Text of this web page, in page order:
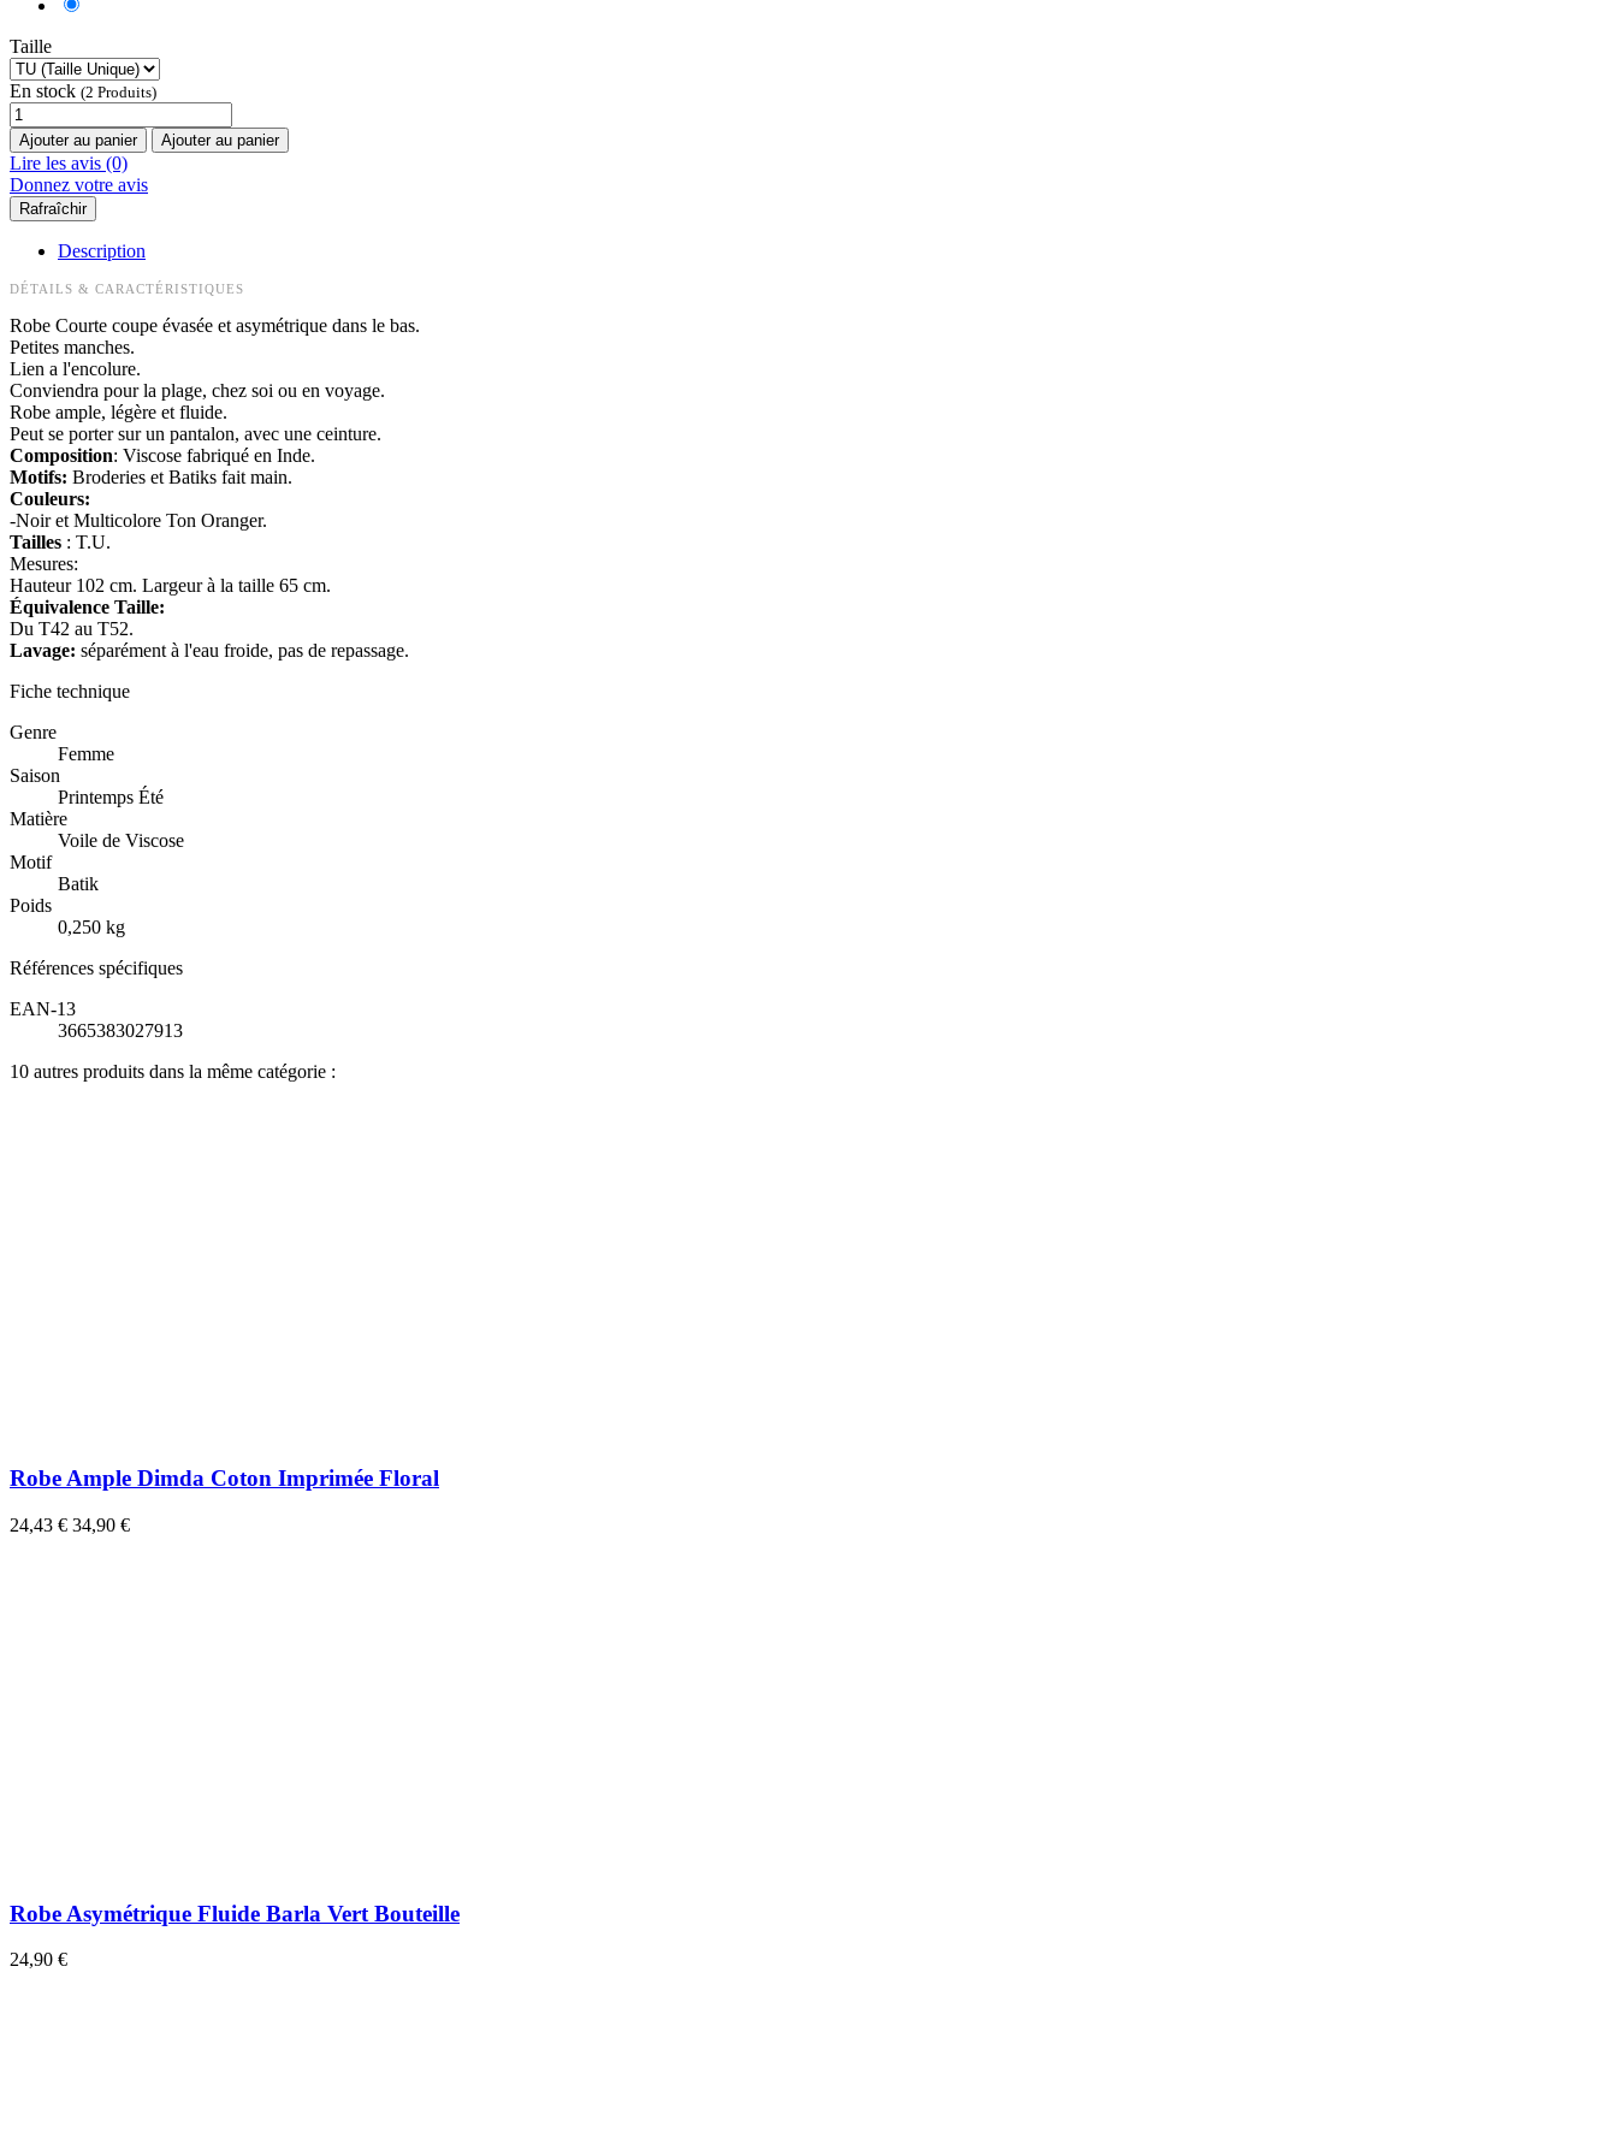
Taille
En stock (2 Produits)
Ajouter au panier Ajouter au panier
Lire les avis (0)
Donnez votre avis
Description
DÉTAILS & CARACTÉRISTIQUES
Robe Courte coupe évasée et asymétrique dans le bas.
Petites manches.
Lien a l'encolure.
Conviendra pour la plage, chez soi ou en voyage.
Robe ample, légère et fluide.
Peut se porter sur un pantalon, avec une ceinture.
Composition: Viscose fabriqué en Inde.
Motifs: Broderies et Batiks fait main.
Couleurs:
-Noir et Multicolore Ton Oranger.
Tailles : T.U.
Mesures:
Hauteur 102 cm. Largeur à la taille 65 cm.
Équivalence Taille:
Du T42 au T52.
Lavage: séparément à l'eau froide, pas de repassage.
Fiche technique
Genre
Femme
Saison
Printemps Été
Matière
Voile de Viscose
Motif
Batik
Poids
0,250 kg
Références spécifiques
EAN-13
3665383027913
10 autres produits dans la même catégorie :
Robe Ample Dimda Coton Imprimée Floral
24,43 € 34,90 €
Robe Asymétrique Fluide Barla Vert Bouteille
24,90 €